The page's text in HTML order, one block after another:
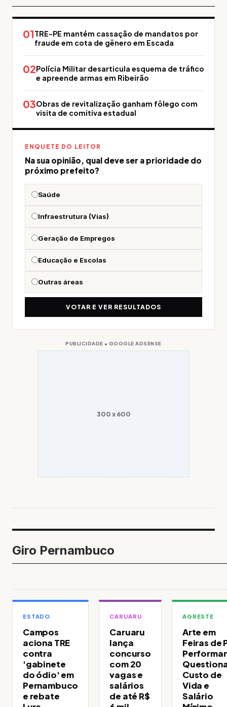
01TRE-PE mantém cassação de mandatos por
fraude em cota de gênero em Escada
02Polícia Militar desarticula esquema de tráfico
e apreende armas em Ribeirão
03Obras de revitalização ganham fôlego com
visita de comitiva estadual
ENQUETE DO LEITOR
Na sua opinião, qual deve ser a prioridade do
próximo prefeito?
Saúde
Infraestrutura (Vias)
Geração de Empregos
Educação e Escolas
Outras áreas
VOTAR E VER RESULTADOS
PUBLICIDADE • GOOGLE ADSENSE
300 x 600
Giro Pernambuco
ESTADO
Campos
aciona TRE
contra
'gabinete
do ódio' em
Pernambuco
e rebate
CARUARU
Caruaru
lança
concurso
com 20
vagas e
salários
de até R$
AGRESTE
Arte em
Feiras de
Custo de
Vida e
Salário